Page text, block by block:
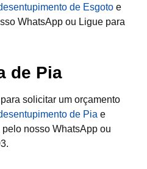
de Esgoto e
WhatsApp ou Ligue para
de Pia
solicitar um orçamento
de Pia e
nosso WhatsApp ou